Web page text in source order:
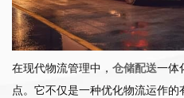
在现代物流管理中， 仓储配送一体
点。它不仅是一种优化物流运作